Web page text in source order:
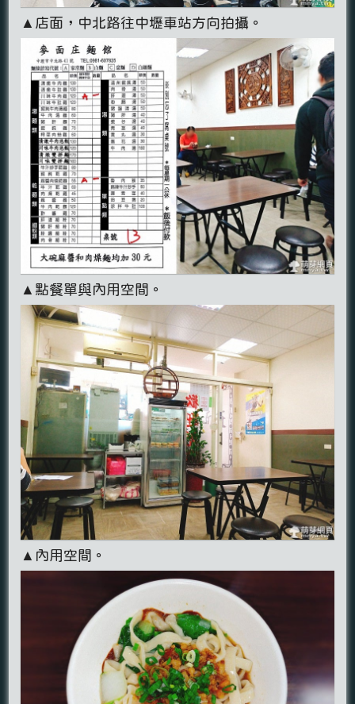
▲店面，中北路往中壢車站方向拍攝。
▲點餐單與內用空間。
▲內用空間。